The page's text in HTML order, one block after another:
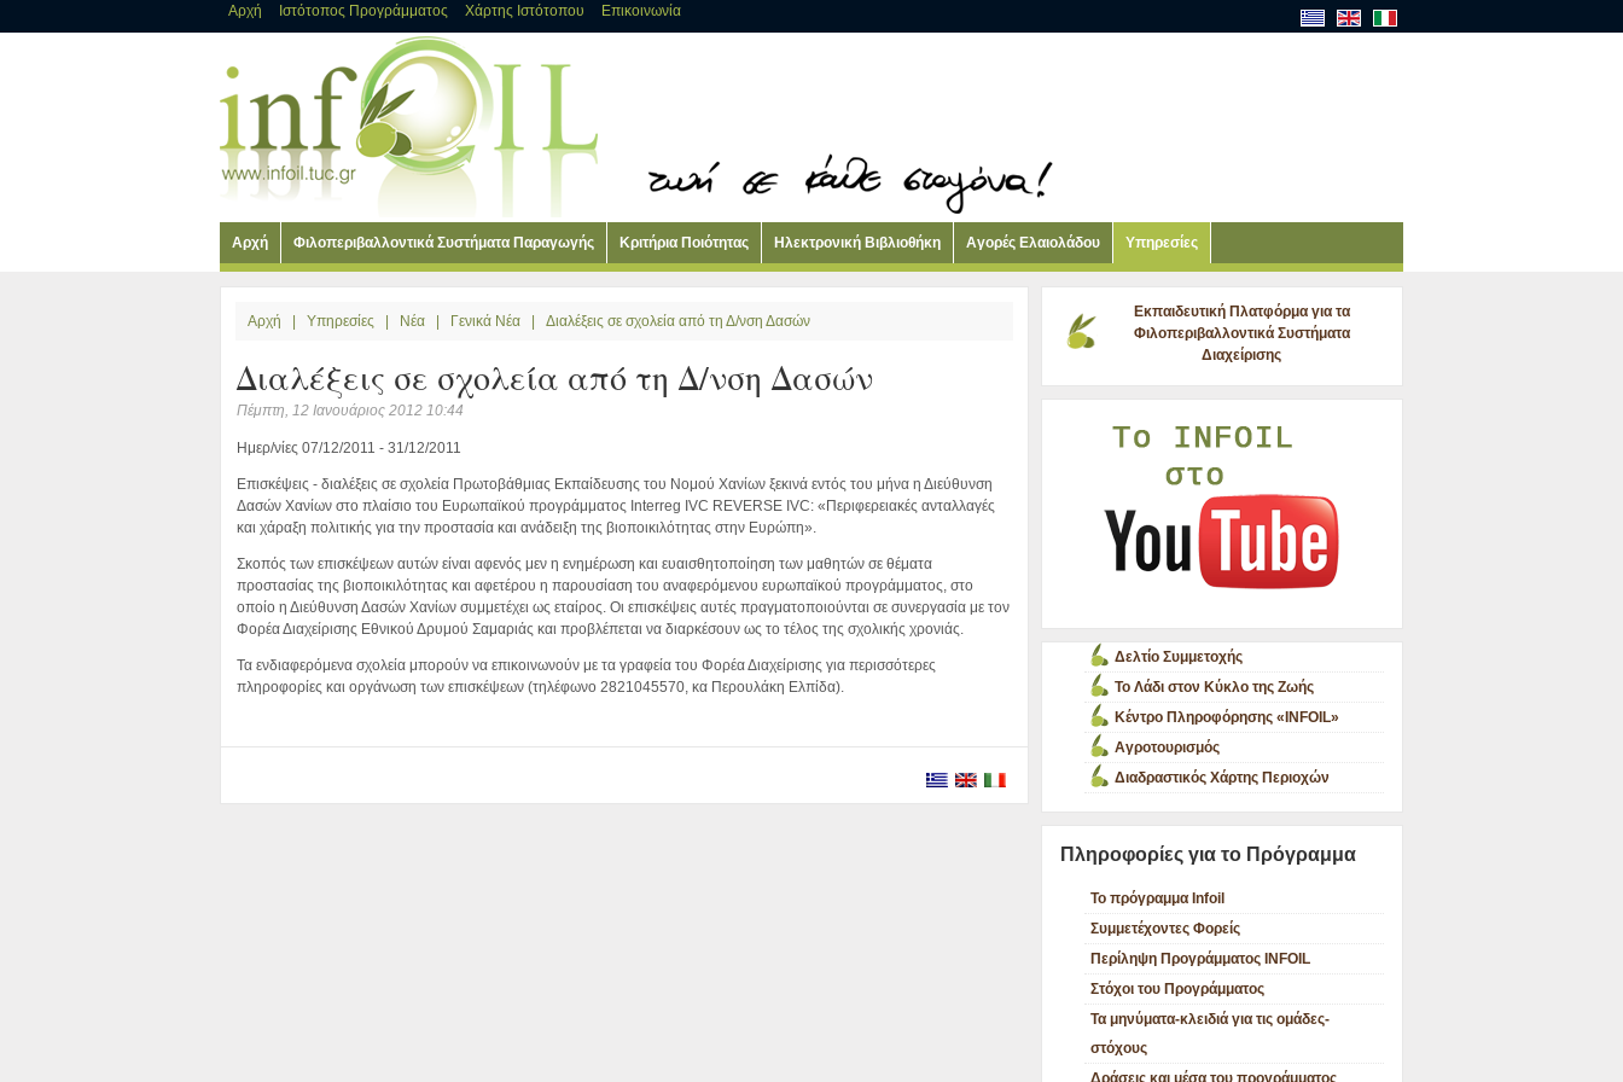
Αρχή Ιστότοπος Προγράμματος Χάρτης Ιστότοπου Επικοινωνία
Αρχή Φιλοπεριβαλλοντικά Συστήματα Παραγωγής Κριτήρια Ποιότητας Ηλεκτρονική Βιβλιοθήκη Αγορές Ελαιολάδου Υπηρεσίες
Εκπαιδευτική Πλατφόρμα για τα
Φιλοπεριβαλλοντικά Συστήματα
Διαχείρισης
Δελτίο Συμμετοχής
Το Λάδι στον Κύκλο της Ζωής
Κέντρο Πληροφόρησης «INFOIL»
Αγροτουρισμός
Διαδραστικός Χάρτης Περιοχών
Πληροφορίες για το Πρόγραμμα
Το πρόγραμμα Infoil
Συμμετέχοντες Φορείς
Περίληψη Προγράμματος INFOIL
Στόχοι του Προγράμματος
Τα μηνύματα-κλειδιά για τις ομάδες-
στόχους
Δράσεις και μέσα του προγράμματος
Αρχή Υπηρεσίες Νέα Γενικά Νέα Διαλέξεις σε σχολεία από τη Δ/νση Δασών
Διαλέξεις σε σχολεία από τη Δ/νση Δασών
Πέμπτη, 12 Ιανουάριος 2012 10:44
Ημερ/νίες 07/12/2011 - 31/12/2011
Επισκέψεις - διαλέξεις σε σχολεία Πρωτοβάθμιας Εκπαίδευσης του Νομού Χανίων ξεκινά εντός του μήνα η Διεύθυνση
Δασών Χανίων στο πλαίσιο του Ευρωπαϊκού προγράμματος Interreg IVC REVERSE IVC: «Περιφερειακές ανταλλαγές
και χάραξη πολιτικής για την προστασία και ανάδειξη της βιοποικιλότητας στην Ευρώπη».
Σκοπός των επισκέψεων αυτών είναι αφενός μεν η ενημέρωση και ευαισθητοποίηση των μαθητών σε θέματα
προστασίας της βιοποικιλότητας και αφετέρου η παρουσίαση του αναφερόμενου ευρωπαϊκού προγράμματος, στο
οποίο η Διεύθυνση Δασών Χανίων συμμετέχει ως εταίρος. Οι επισκέψεις αυτές πραγματοποιούνται σε συνεργασία με τον
Φορέα Διαχείρισης Εθνικού Δρυμού Σαμαριάς και προβλέπεται να διαρκέσουν ως το τέλος της σχολικής χρονιάς.
Τα ενδιαφερόμενα σχολεία μπορούν να επικοινωνούν με τα γραφεία του Φορέα Διαχείρισης για περισσότερες
πληροφορίες και οργάνωση των επισκέψεων (τηλέφωνο 2821045570, κα Περουλάκη Ελπίδα).